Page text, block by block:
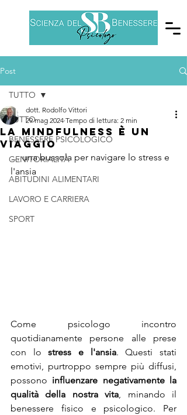
Post
TUTTO
BENESSERE PSICOLOGICO
GENITORIALITÀ
ABITUDINI ALIMENTARI
LAVORO E CARRIERA
SPORT
TUTTO
La Mindfulness è un
viaggio
dott. Rodolfo Vittori
29 mag 2024 Tempo di lettura: 2 min
… una bussola per navigare lo stress e
l'ansia
Come psicologo incontro
quotidianamente persone alle prese
con lo stress e l'ansia. Questi stati
emotivi, purtroppo sempre più diffusi,
possono influenzare negativamente la
qualità della nostra vita, minando il
benessere fisico e psicologico. Per